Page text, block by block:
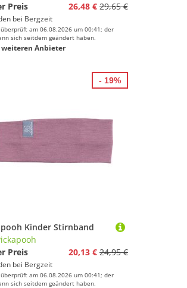
Preis
26,48 € 29,65 €
bei Bergzeit
am 06.08.2026 um 00:41; der
sich seitdem geändert haben.
weiteren Anbieter
Kinder Stirnband
Preis
20,13 € 24,95 €
bei Bergzeit
am 06.08.2026 um 00:41; der
sich seitdem geändert haben.
- 19%